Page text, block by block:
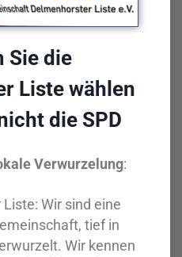
Sie die
Liste wählen
die SPD
Verwurzelung:
Wir sind eine
tief in
Wir kennen